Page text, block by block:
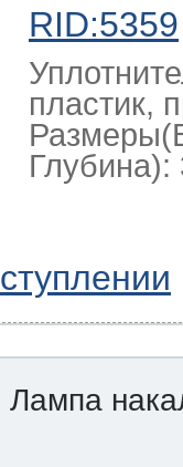
RID:5359
пластик,
Глубина):
Лампа